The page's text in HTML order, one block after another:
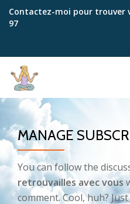
Aller
Contactez-moi pour trouver
97
MANAGE
You can follow the
retrouvailles avec vous
comment. Cool, huh?